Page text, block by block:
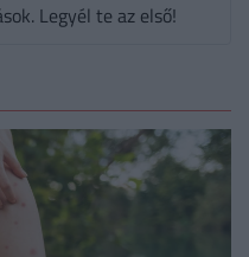
Legyél te az első!